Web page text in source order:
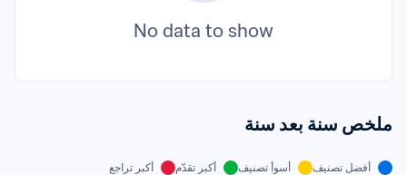
No data to show
ملخص سنة بعد سنة
أفضل تصنيف أسوأ تصنيف أكبر تقدّم أكبر تراجع